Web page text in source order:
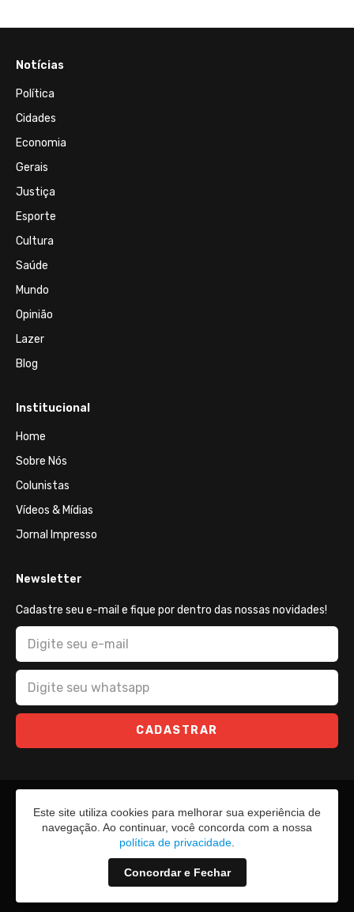
Notícias
Política
Cidades
Economia
Gerais
Justiça
Esporte
Cultura
Saúde
Mundo
Opinião
Lazer
Blog
Institucional
Home
Sobre Nós
Colunistas
Vídeos & Mídias
Jornal Impresso
Newsletter
Cadastre seu e-mail e fique por dentro das nossas novidades!
CADASTRAR
Este site utiliza cookies para melhorar sua experiência de
navegação. Ao continuar, você concorda com a nossa
política de privacidade
Concordar e Fechar